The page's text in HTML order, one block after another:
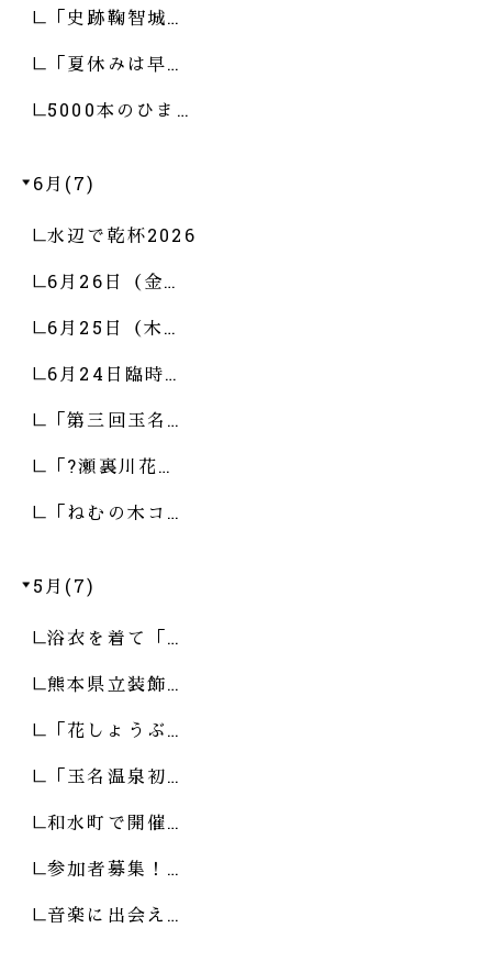
「史跡鞠智城…
「夏休みは早…
5000本のひま…
6月(7)
水辺で乾杯2026
6月26日（金…
6月25日（木…
6月24日臨時…
「第三回玉名…
「?瀬裏川花…
「ねむの木コ…
5月(7)
浴衣を着て「…
熊本県立装飾…
「花しょうぶ…
「玉名温泉初…
和水町で開催…
参加者募集！…
音楽に出会え…